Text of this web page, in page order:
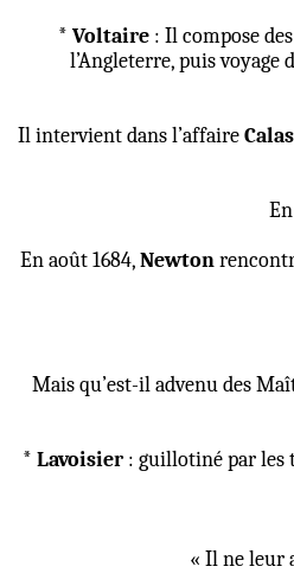
* Voltaire: Il compose
l’Angleterre, puis voyage
Il intervient dans l’affaireCalas
En août 1684,Newton
Mais qu’est-il advenu des
* Lavoisier: guillotiné par les
« Il ne leur